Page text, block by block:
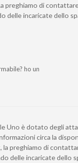
preghiamo di
delle incaricate dello
ho un
Uno è dotato degli
circa la
preghiamo di
delle incaricate dello